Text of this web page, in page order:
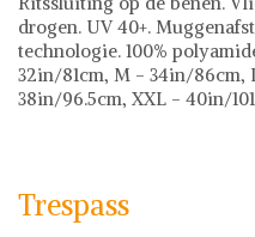
drogen. UV 40+.
technologie. 100%
32in/81cm, M - 34in/86cm,
38in/96.5cm, XXL - 40in/
Trespass